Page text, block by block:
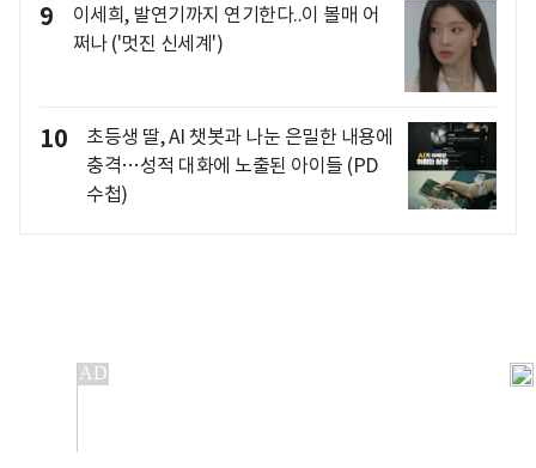
9
이세희, 발연기까지 연기한다..이 볼매 어
쩌나 ('멋진 신세계')
10
초등생 딸, AI 챗봇과 나눈 은밀한 내용에
충격…성적 대화에 노출된 아이들 (PD
수첩)